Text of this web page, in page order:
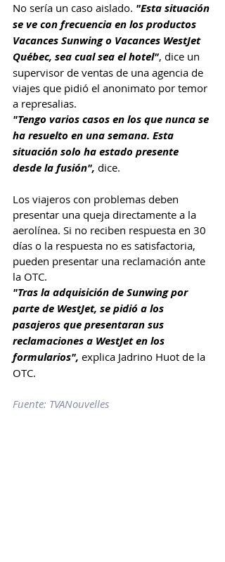
No sería un caso aislado. "Esta situación
se ve con frecuencia en los productos
Vacances Sunwing o Vacances WestJet
Québec, sea cual sea el hotel", dice un
supervisor de ventas de una agencia de
viajes que pidió el anonimato por temor
a represalias.
"Tengo varios casos en los que nunca se
ha resuelto en una semana. Esta
situación solo ha estado presente
desde la fusión", dice.
Los viajeros con problemas deben
presentar una queja directamente a la
aerolínea. Si no reciben respuesta en 30
días o la respuesta no es satisfactoria,
pueden presentar una reclamación ante
la OTC.
"Tras la adquisición de Sunwing por
parte de WestJet, se pidió a los
pasajeros que presentaran sus
reclamaciones a WestJet en los
formularios", explica Jadrino Huot de la
OTC.
Fuente: TVANouvelles